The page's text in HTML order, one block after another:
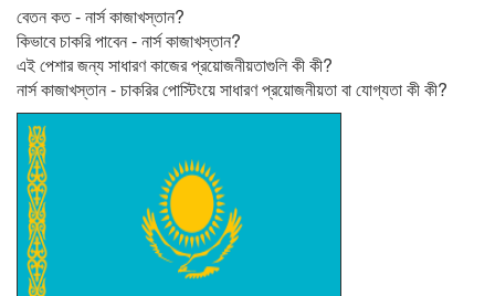
বেতন কত - নার্স কাজাখস্তান?
কিভাবে চাকরি পাবেন - নার্স কাজাখস্তান?
এই পেশার জন্য সাধারণ কাজের প্রয়োজনীয়তাগুলি কী কী?
নার্স কাজাখস্তান - চাকরির পোস্টিংয়ে সাধারণ প্রয়োজনীয়তা বা যোগ্যতা কী কী?